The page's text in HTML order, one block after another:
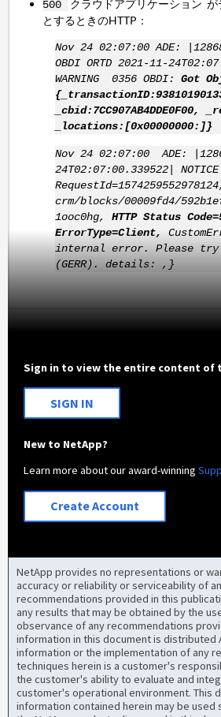
500
クラウドアプリケーション が
とするときのHTTP：
Nov 24 02:07:00 ADE:
OBDI ORTD 2021-11-
WARNING 0356 OBDI: Got
_cbid:7CC907AB4DDE0F00,
_locations:[0x00000000:]}
Nov 24 02:07:00 ADE:
24T02:07:00.339522|
crm/blocks/00009fd4/
1ooc0hg, HTTP Status
ErrorType=Client,
internal error. Please try
(GERR). details: ,}
Sign in to view the entire content of
SIGN IN
New to NetApp?
Learn more about our award-winning
Create Account
NetApp provides no representations or
accuracy or reliability or serviceability of
recommendations provided in this
any results that may be obtained by the
observance of any recommendations
information in this document is distributed
information or the implementation of any
techniques herein is a customer's
the customer's ability to evaluate and
customer's operational environment. This
information contained herein may be used